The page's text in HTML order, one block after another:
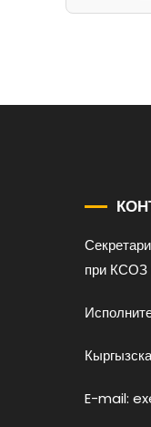
при КСОЗ
E-mail: